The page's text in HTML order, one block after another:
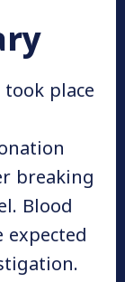
place
breaking
Blood
expected